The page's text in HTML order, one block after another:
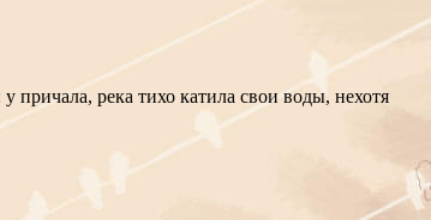
причала, река тихо катила свои воды, нехотя